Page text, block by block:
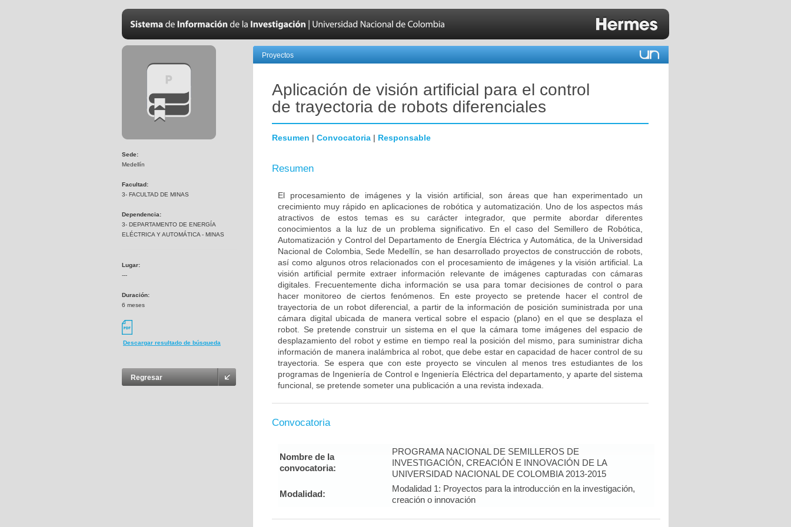
Sede:
Medellín
Facultad:
3- FACULTAD DE MINAS
Dependencia:
3- DEPARTAMENTO DE ENERGÍA
ELÉCTRICA Y AUTOMÁTICA - MINAS
Lugar:
---
Duración:
6 meses
Descargar resultado de búsqueda
Regresar
Proyectos
Aplicación de visión artificial para el control
de trayectoria de robots diferenciales
Resumen | Convocatoria | Responsable
Resumen
El procesamiento de imágenes y la visión artificial, son áreas que han experimentado un
crecimiento muy rápido en aplicaciones de robótica y automatización. Uno de los aspectos más
atractivos de estos temas es su carácter integrador, que permite abordar diferentes
conocimientos a la luz de un problema significativo. En el caso del Semillero de Robótica,
Automatización y Control del Departamento de Energía Eléctrica y Automática, de la Universidad
Nacional de Colombia, Sede Medellín, se han desarrollado proyectos de construcción de robots,
así como algunos otros relacionados con el procesamiento de imágenes y la visión artificial. La
visión artificial permite extraer información relevante de imágenes capturadas con cámaras
digitales. Frecuentemente dicha información se usa para tomar decisiones de control o para
hacer monitoreo de ciertos fenómenos. En este proyecto se pretende hacer el control de
trayectoria de un robot diferencial, a partir de la información de posición suministrada por una
cámara digital ubicada de manera vertical sobre el espacio (plano) en el que se desplaza el
robot. Se pretende construir un sistema en el que la cámara tome imágenes del espacio de
desplazamiento del robot y estime en tiempo real la posición del mismo, para suministrar dicha
información de manera inalámbrica al robot, que debe estar en capacidad de hacer control de su
trayectoria. Se espera que con este proyecto se vinculen al menos tres estudiantes de los
programas de Ingeniería de Control e Ingeniería Eléctrica del departamento, y aparte del sistema
funcional, se pretende someter una publicación a una revista indexada.
Convocatoria
Nombre de la
convocatoria:
PROGRAMA NACIONAL DE SEMILLEROS DE
INVESTIGACIÓN, CREACIÓN E INNOVACIÓN DE LA
UNIVERSIDAD NACIONAL DE COLOMBIA 2013-2015
Modalidad:
Modalidad 1: Proyectos para la introducción en la investigación,
creación o innovación